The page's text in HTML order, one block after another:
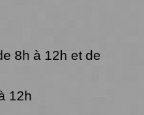
8h à 12h et de
12h